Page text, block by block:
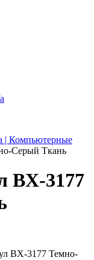
| Компьютерные
Серый Ткань
BХ-3177
BХ-3177 Темно-